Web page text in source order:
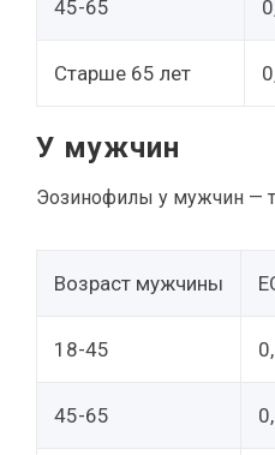
45-65
Старше 65 лет
У мужчин
Эозинофилы у мужчин —
Возраст мужчины
18-45
45-65